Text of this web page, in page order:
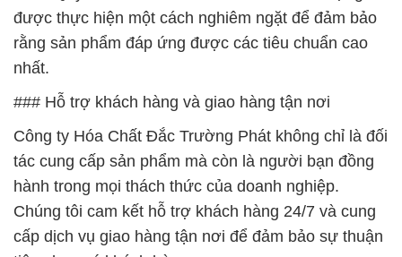
được thực hiện một cách nghiêm ngặt để đảm bảo
rằng sản phẩm đáp ứng được các tiêu chuẩn cao
nhất.
### Hỗ trợ khách hàng và giao hàng tận nơi
Công ty Hóa Chất Đắc Trường Phát không chỉ là đối
tác cung cấp sản phẩm mà còn là người bạn đồng
hành trong mọi thách thức của doanh nghiệp.
Chúng tôi cam kết hỗ trợ khách hàng 24/7 và cung
cấp dịch vụ giao hàng tận nơi để đảm bảo sự thuận